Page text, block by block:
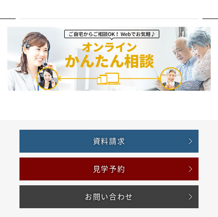
資料請求
見学予約
お問い合わせ